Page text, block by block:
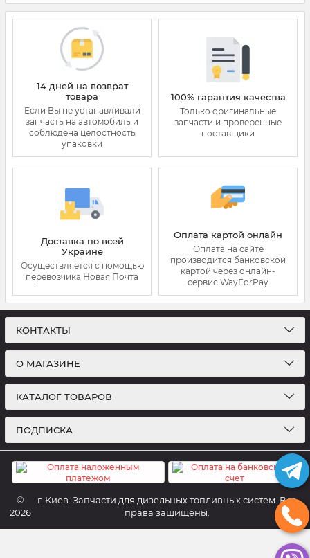
14 дней на возврат
товара
Если Вы не устанавливали
запчасть на автомобиль и
соблюдена целостность
упаковки
100% гарантия качества
Только оригинальные
запчасти и проверенные
поставщики
Доставка по всей
Украине
Осуществляется с помощью
перевозчика Новая Почта
Оплата картой онлайн
Оплата на сайте
производится банковской
картой через онлайн-
сервис WayForPay
КОНТАКТЫ
О МАГАЗИНЕ
КАТАЛОГ ТОВАРОВ
ПОДПИСКА
©
2026
г. Киев. Запчасти для дизельных топливных систем. Все
права защищены.